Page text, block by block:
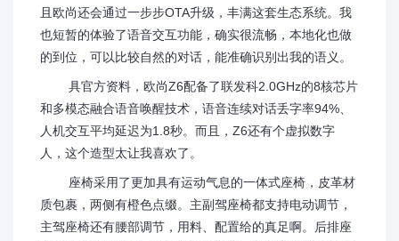
且欧尚还会通过一步步OTA升级，丰满这套生态系统。我
也短暂的体验了语音交互功能，确实很流畅，本地化也做
的到位，可以比较自然的对话，能准确识别出我的语义。
具官方资料，欧尚Z6配备了联发科2.0GHz的8核芯片
和多模态融合语音唤醒技术，语音连续对话丢字率94%、
人机交互平均延迟为1.8秒。而且，Z6还有个虚拟数字
人，这个造型太让我喜欢了。
座椅采用了更加具有运动气息的一体式座椅，皮革材
质包裹，两侧有橙色点缀。主副驾座椅都支持电动调节，
主驾座椅还有腰部调节，用料、配置给的真足啊。后排座